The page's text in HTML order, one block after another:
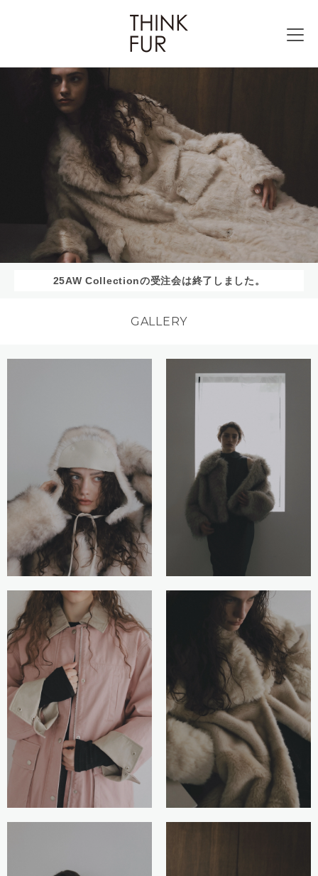
25AW Collectionの受注会は終了しました。
GALLERY